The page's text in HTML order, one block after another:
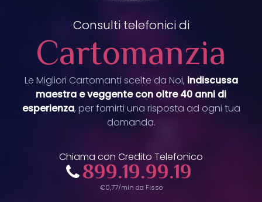
Consulti telefonici di
Cartomanzia
Le Migliori Cartomanti scelte da Noi, indiscussa
maestra e veggente con oltre 40 anni di
esperienza, per fornirti una risposta ad ogni tua
domanda.
Chiama con Credito Telefonico
899.19.99.19
€0,77/min da Fisso